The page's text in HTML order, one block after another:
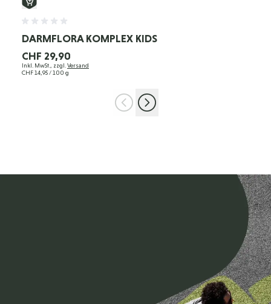
DARMFLORA KOMPLEX KIDS
CHF 29,90
Inkl. MwSt., zzgl. Versand
CHF 14,95 / 100 g